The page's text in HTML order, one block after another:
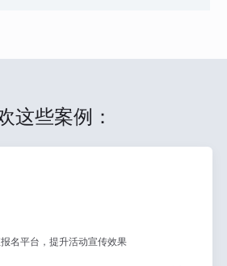
这些案例：
名平台，提升活动宣传效果